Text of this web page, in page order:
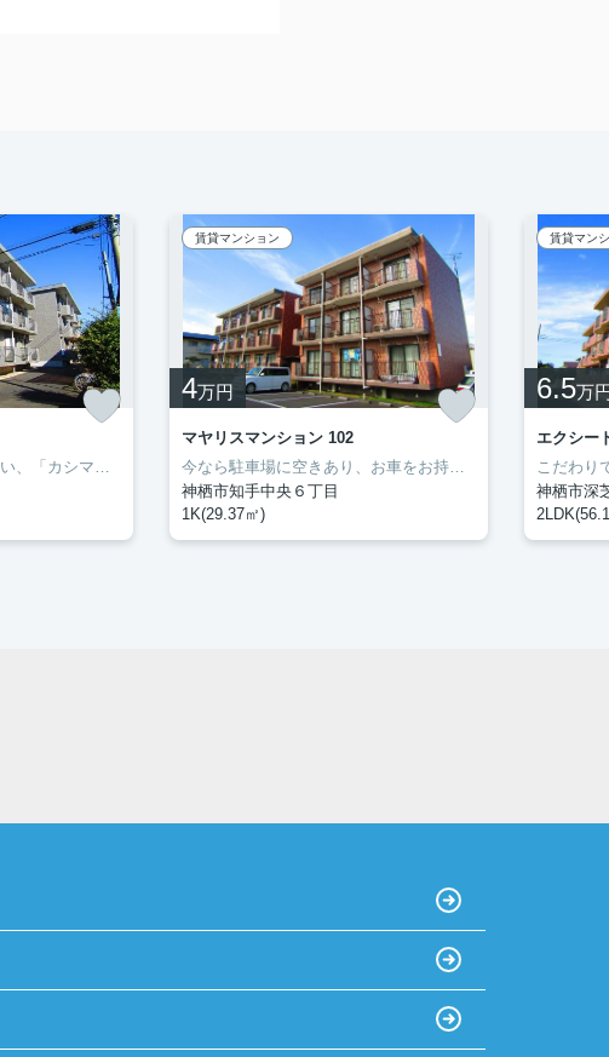
ぜひ一度見ていただきたい、「カシマハイアットⅡ」です。セブン-イレブン鹿嶋宮中南店まで徒歩6分と近場にコンビニがあるのもポイント。転居先に住み心地も良いこちらの賃貸物件。充実した新生活を過ごしましょう。豊成管理システムでは、お客様に合わせてお部屋をご紹介いたします。0299-97-0800からご希望の条件をお申しつけ下さい。
賃貸マンション
4万円
マヤリスマンション 102
今なら駐車場に空きあり、お車をお持ちの方に。モニターで来訪者を確認し、インターホンを通じて室内から会話することができます。ネットの回線を繋げているのでパソコンが使える生活。多くの方にご好評をいただいている、清潔感のある賃貸物件です。神栖市エリアで賃貸情報をお探しになるなら、ぜひ当社にお任せ下さい。快適な暮らしができるよう、しっかりとサポート致しますのでお気軽にご連絡下さい。
神栖市知手中央６丁目
1K(29.37㎡)
賃貸マン
6.5万
エクシー
神栖市深